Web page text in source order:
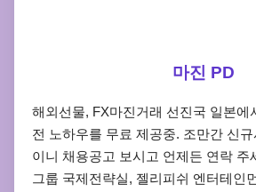
마진 PD
해외선물, FX마진거래 선진국 일본에
전 노하우를 무료 제공중. 조만간 신
이니 채용공고 보시고 언제든 연락 주
그룹 국제전략실, 젤리피쉬 엔터테인